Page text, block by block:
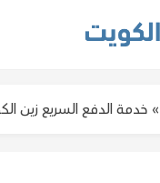
» خدمة الدفع السريع زين